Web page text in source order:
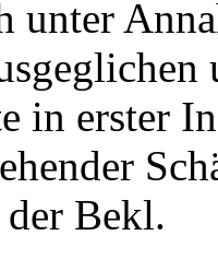
unter
in erster
Bekl.